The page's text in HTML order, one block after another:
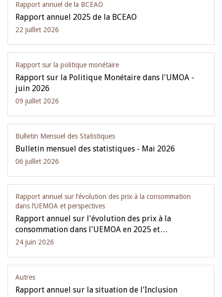
Rapport annuel de la BCEAO
Rapport annuel 2025 de la BCEAO
22 juillet 2026
Rapport sur la politique monétaire
Rapport sur la Politique Monétaire dans l'UMOA -
juin 2026
09 juillet 2026
Bulletin Mensuel des Statistiques
Bulletin mensuel des statistiques - Mai 2026
06 juillet 2026
Rapport annuel sur l‘évolution des prix à la consommation
dans l‘UEMOA et perspectives
Rapport annuel sur l'évolution des prix à la
consommation dans l'UEMOA en 2025 et…
24 juin 2026
Autres
Rapport annuel sur la situation de l'Inclusion